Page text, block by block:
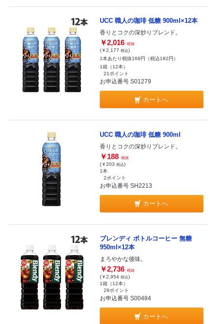
UCC 職人の珈琲 低糖 900ml×12本
香りとコクの深炒りブレンド。
￥2,016 税抜
(￥2,177 税込)
1本あたり税抜168円（税込182円）
1箱（12本）
21ポイント
お申込番号 S01279
カートへ
UCC 職人の珈琲 低糖 900ml
香りとコクの深炒りブレンド。
￥188 税抜
(￥203 税込)
1本
2ポイント
お申込番号 SH2213
カートへ
ブレンディ ボトルコーヒー 無糖
950ml×12本
まろやかな後味。
￥2,736 税抜
(￥2,954 税込)
1箱（12本）
29ポイント
お申込番号 S00484
カートへ